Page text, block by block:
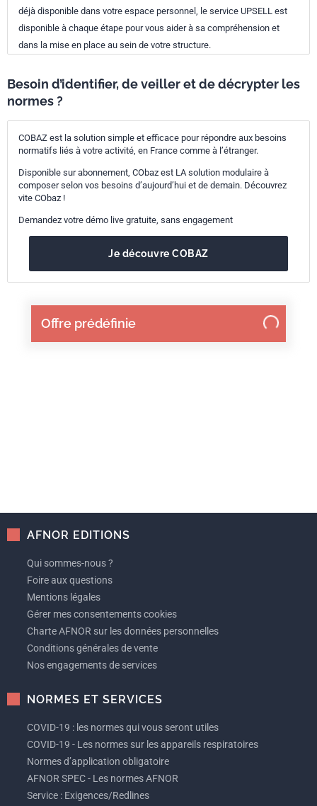
Offre prédéfinie
déjà disponible dans votre espace personnel, le service UPSELL est
disponible à chaque étape pour vous aider à sa compréhension et
dans la mise en place au sein de votre structure.
Besoin d’identifier, de veiller et de décrypter les
normes ?
COBAZ est la solution simple et efficace pour répondre aux besoins
normatifs liés à votre activité, en France comme à l’étranger.
Disponible sur abonnement, CObaz est LA solution modulaire à
composer selon vos besoins d’aujourd’hui et de demain. Découvrez
vite CObaz !
Demandez votre démo live gratuite, sans engagement
Je découvre COBAZ
AFNOR EDITIONS
Qui sommes-nous ?
Foire aux questions
Mentions légales
Gérer mes consentements cookies
Charte AFNOR sur les données personnelles
Conditions générales de vente
Nos engagements de services
NORMES ET SERVICES
COVID-19 : les normes qui vous seront utiles
COVID-19 - Les normes sur les appareils respiratoires
Normes d’application obligatoire
AFNOR SPEC - Les normes AFNOR
Service : Exigences/Redlines